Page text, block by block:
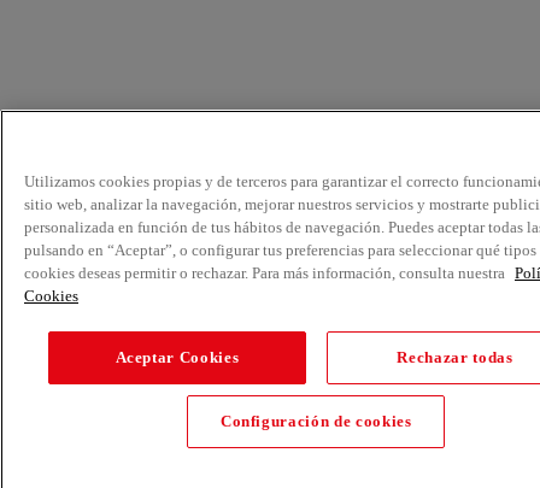
Utilizamos cookies propias y de terceros para garantizar el correcto
sitio web, analizar la navegación, mejorar nuestros servicios y mostrarte
personalizada en función de tus hábitos de navegación. Puedes aceptar todas
pulsando en “Aceptar”, o configurar tus preferencias para seleccionar qué tipos
cookies deseas permitir o rechazar. Para más información, consulta nuestra
Cookies
Aceptar Cookies Rechazar todas
Configuración de cookies